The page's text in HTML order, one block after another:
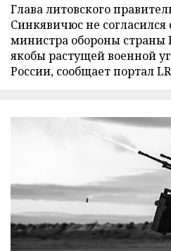
Глава литовского
Синкявичюс не
министра обороны страны
якобы растущей военной
России, сообщает портал